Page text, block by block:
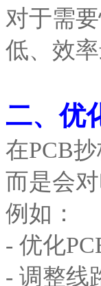
对于需
低、效
二、优
在PCB
而是会
例如：
- 优化
- 调整线